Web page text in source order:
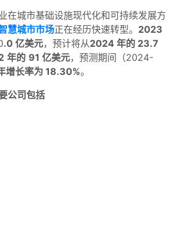
在城市基础设施现代化和可持续发展方
慧城市市场正在经历快速转型。 2023
.0 亿美元，预计将从2024 年的 23.7
年的 91 亿美元，预测期间（2024-
增长率为 18.30%。
公司包括